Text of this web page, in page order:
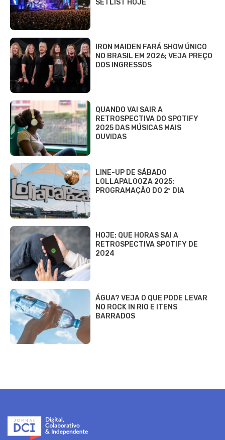
SETLIST HOJE
IRON MAIDEN FARÁ SHOW ÚNICO
NO BRASIL EM 2026; VEJA PREÇO
DOS INGRESSOS
QUANDO VAI SAIR A
RETROSPECTIVA DO SPOTIFY
2025 DAS MÚSICAS MAIS
OUVIDAS
LINE-UP DE SÁBADO
LOLLAPALOOZA 2025:
PROGRAMAÇÃO DO 2º DIA
HOJE: QUE HORAS SAI A
RETROSPECTIVA SPOTIFY DE
2024
ÁGUA? VEJA O QUE PODE LEVAR
NO ROCK IN RIO E ITENS
BARRADOS